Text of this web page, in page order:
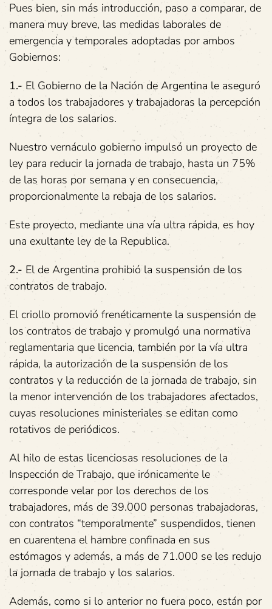
Pues bien, sin más introducción, paso a comparar, de
manera muy breve, las medidas laborales de
emergencia y temporales adoptadas por ambos
Gobiernos:
1.- El Gobierno de la Nación de Argentina le aseguró
a todos los trabajadores y trabajadoras la percepción
íntegra de los salarios.
Nuestro vernáculo gobierno impulsó un proyecto de
ley para reducir la jornada de trabajo, hasta un 75%
de las horas por semana y en consecuencia,
proporcionalmente la rebaja de los salarios.
Este proyecto, mediante una vía ultra rápida, es hoy
una exultante ley de la Republica.
2.- El de Argentina prohibió la suspensión de los
contratos de trabajo.
El criollo promovió frenéticamente la suspensión de
los contratos de trabajo y promulgó una normativa
reglamentaria que licencia, también por la vía ultra
rápida, la autorización de la suspensión de los
contratos y la reducción de la jornada de trabajo, sin
la menor intervención de los trabajadores afectados,
cuyas resoluciones ministeriales se editan como
rotativos de periódicos.
Al hilo de estas licenciosas resoluciones de la
Inspección de Trabajo, que irónicamente le
corresponde velar por los derechos de los
trabajadores, más de 39.000 personas trabajadoras,
con contratos “temporalmente” suspendidos, tienen
en cuarentena el hambre confinada en sus
estómagos y además, a más de 71.000 se les redujo
la jornada de trabajo y los salarios.
Además, como si lo anterior no fuera poco, están por